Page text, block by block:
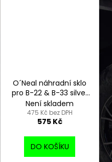
O´Neal náhradní sklo
pro B-22 & B-33 silver
mirror
Není skladem
475 Kč bez DPH
575 Kč
DO KOŠÍKU